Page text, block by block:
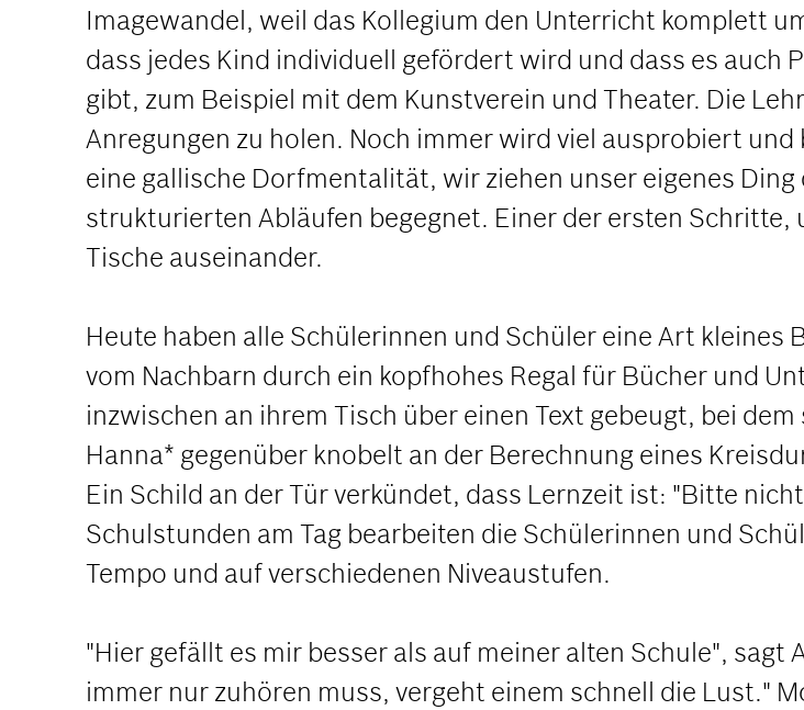
Imagewandel, weil das Kollegium den Unterricht komplett
dass jedes Kind individuell gefördert wird und dass es auch
gibt, zum Beispiel mit dem Kunstverein und Theater. Die
Anregungen zu holen. Noch immer wird viel ausprobiert
eine gallische Dorfmentalität, wir ziehen unser eigenes
strukturierten Abläufen begegnet. Einer der ersten Schritte,
Tische auseinander.
Heute haben alle Schülerinnen und Schüler eine Art
vom Nachbarn durch ein kopfhohes Regal für Bücher und
inzwischen an ihrem Tisch über einen Text gebeugt, bei
Hanna* gegenüber knobelt an der Berechnung eines
Ein Schild an der Tür verkündet, dass Lernzeit ist: "Bitte
Schulstunden am Tag bearbeiten die Schülerinnen und
Tempo und auf verschiedenen Niveaustufen.
"Hier gefällt es mir besser als auf meiner alten Schule", sagt
immer nur zuhören muss, vergeht einem schnell die Lust."